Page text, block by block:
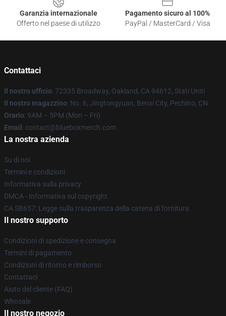
Garanzia internazionale
Offerto nel paese di utilizzo
Pagamento sicuro al 100%
PayPal / MasterCard / Visa
Contattaci
Il nostro ufficio: 72335 Broadway, Oakland, CA 94612, Stati Uniti
Il nostro magazzino: No. 6, Jingtongyuan, Benxi City, Pechino, CN
Orario: 9AM – 5PM (Mon – Fri)
Email : contact@blueboxmerch.com
La nostra azienda
Su di noi
Termini e condizioni
Informativa sulla privacy
DMCA - Informativa sul copyright
CA SB657: Legge sulla trasparenza della catena di fornitura
Il nostro supporto
Condizioni di spedizione e consegna
Termini di pagamento
Condizioni di ritorno e rimborso
Contattaci
Aiuto del cliente (FAQ)
Whosale
Il nostro negozio